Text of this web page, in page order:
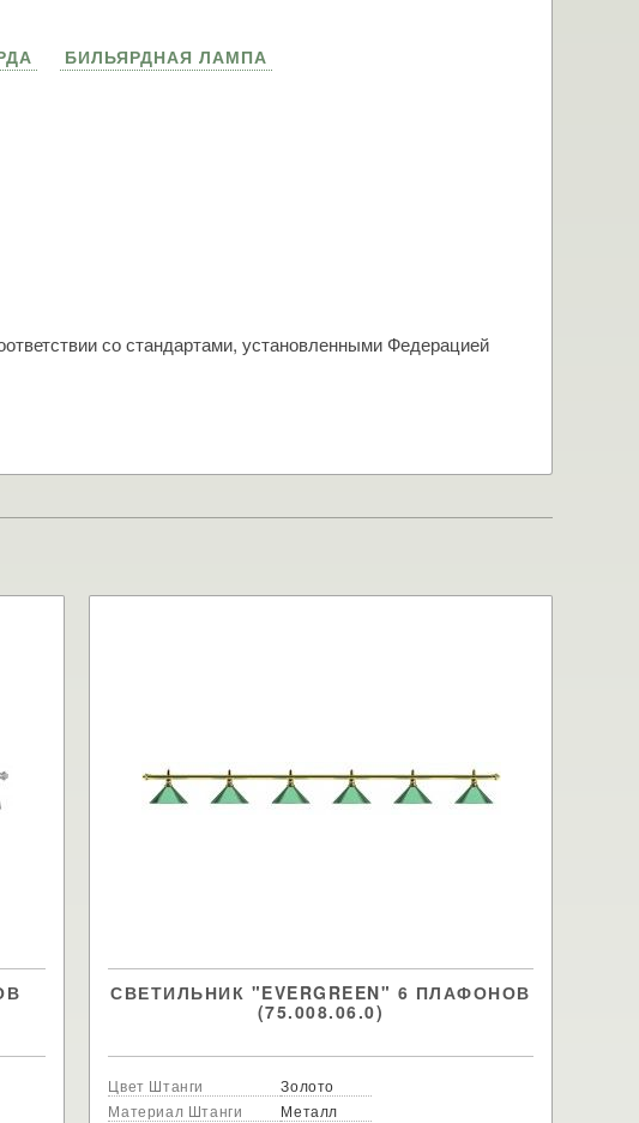
БИЛЬЯРДНАЯ ЛАМПА
со стандартами, установленными Федерацией
СВЕТИЛЬНИК "EVERGREEN" 6 ПЛАФОНОВ
(75.008.06.0)
Цвет Штанги
Золото
Материал Штанги
Металл